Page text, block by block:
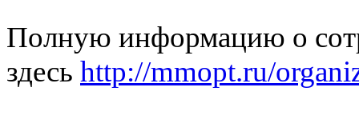
Полную информацию о
здесь http://mmopt.ru/